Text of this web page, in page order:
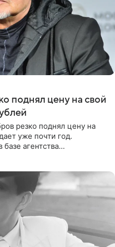
поднял цену на свой
резко поднял цену на
уже почти год.
базе агентства